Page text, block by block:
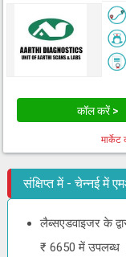
कॉल करें >
संक्षिप्त में - चेन्नई में
लैब्सएडवाइजर के
₹ 6650 में उपलब्ध